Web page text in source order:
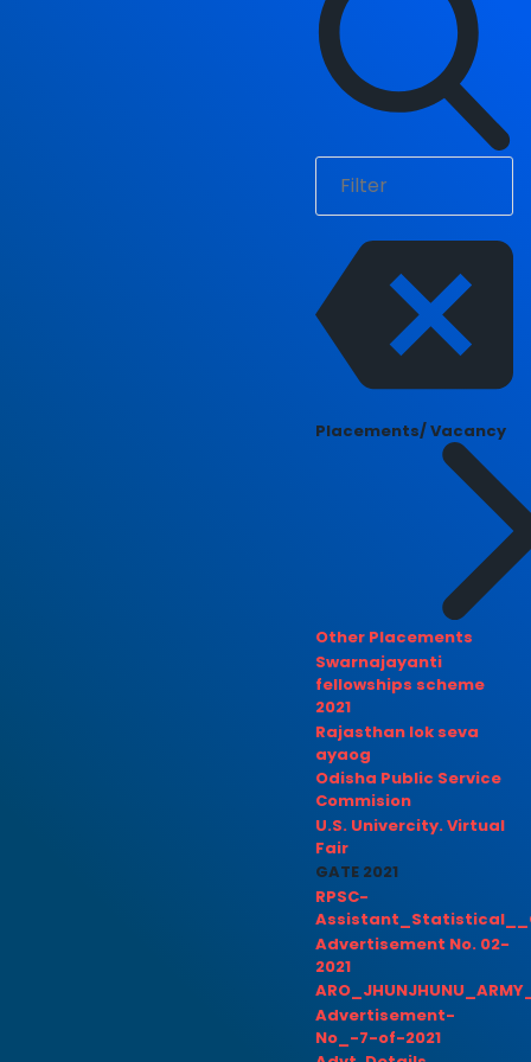
Placements/ Vacancy
Other Placements
Swarnajayanti
fellowships scheme
2021
Rajasthan lok seva
ayaog
Odisha Public Service
Commision
U.S. Univercity. Virtual
Fair
GATE 2021
RPSC-
Advertisement No. 02-
2021
Advertisement-
No_-7-of-2021